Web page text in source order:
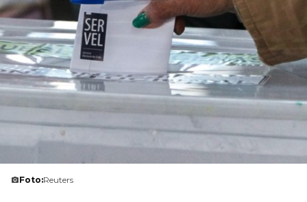
Foto:Reuters